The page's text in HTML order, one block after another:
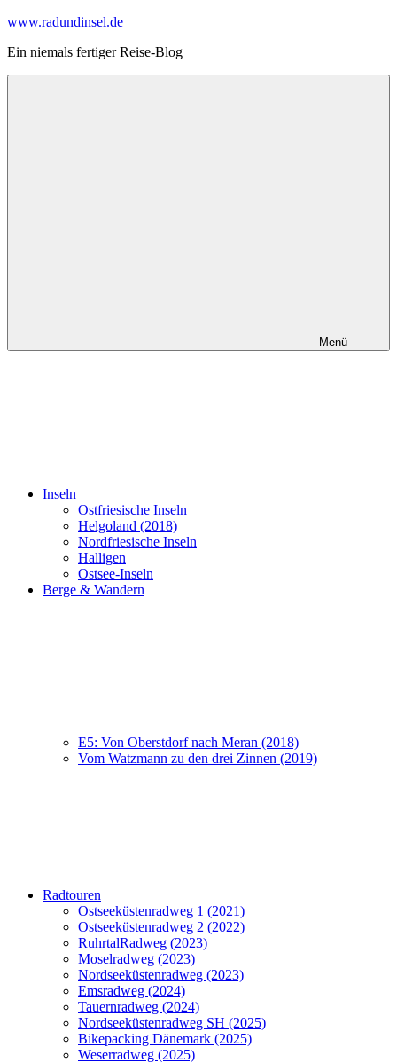
Zum
springen
www.radundinsel.de
Ein niemals fertiger Reise-Blog
Menü
Inseln
Ostfriesische Inseln
Helgoland (2018)
Nordfriesische Inseln
Halligen
Ostsee-Inseln
Berge & Wandern
E5: Von Oberstdorf nach Meran (2018)
Vom Watzmann zu den drei Zinnen (2019)
Radtouren
Ostseeküstenradweg 1 (2021)
Ostseeküstenradweg 2 (2022)
RuhrtalRadweg (2023)
Moselradweg (2023)
Nordseeküstenradweg (2023)
Emsradweg (2024)
Tauernradweg (2024)
Nordseeküstenradweg SH (2025)
Bikepacking Dänemark (2025)
Weserradweg (2025)